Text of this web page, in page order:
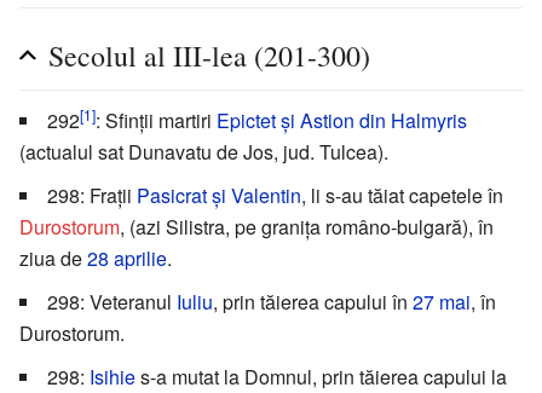
Secolul al III-lea (201-300)
292[1]: Sfinții martiri Epictet și Astion din Halmyris
(actualul sat Dunavatu de Jos, jud. Tulcea).
298: Frații Pasicrat și Valentin, li s-au tăiat capetele în
Durostorum, (azi Silistra, pe granița româno-bulgară), în
ziua de28 aprilie.
298: Veteranul Iuliu, prin tăierea capului în 27 mai, în
Durostorum.
298: Isihies-a mutat la Domnul, prin tăierea capului la